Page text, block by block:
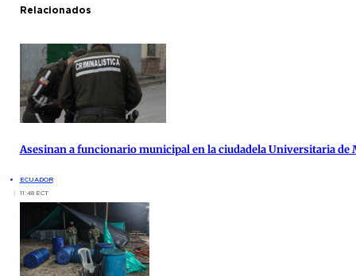
Relacionados
Asesinan a funcionario municipal en la ciudadela Universitaria de
ECUADOR
11:48 ECT